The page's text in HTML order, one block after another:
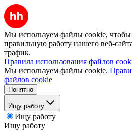
Мы используем файлы cookie, чтобы
правильную работу нашего веб-
трафик.
Правила использования файлов
Мы используем файлы cookie.
файлов cookie
Понятно
Ищу работу
Ищу работу
Ищу работу